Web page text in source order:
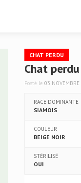
CHAT PERDU
Chat
Posté le 03 NOVEMBRE
RACE DOMINANTE
SIAMOIS
COULEUR
BEIGE NOIR
STÉRILISÉ
OUI